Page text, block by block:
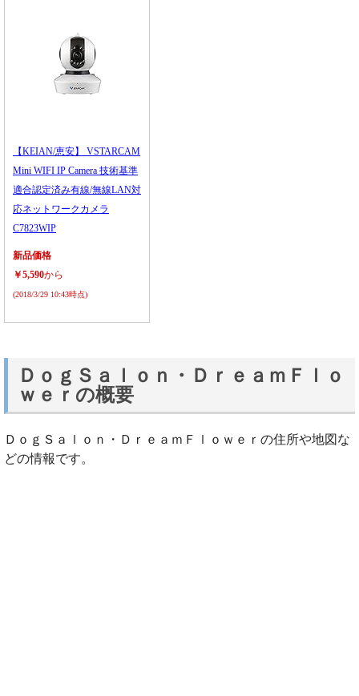
【KEIAN/恵安】 VSTARCAM
Mini WIFI IP Camera 技術基準
適合認定済み有線/無線LAN対
応ネットワークカメラ
C7823WIP
新品価格
￥5,590から
(2018/3/29 10:43時点)
ＤｏｇＳａｌｏｎ・ＤｒｅａｍＦｌｏ
ｗｅｒの概要
ＤｏｇＳａｌｏｎ・ＤｒｅａｍＦｌｏｗｅｒの住所や地図な
どの情報です。